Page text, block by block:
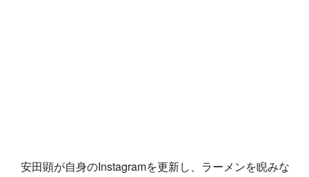
安田顕が自身のInstagramを更新し、ラーメンを睨みな